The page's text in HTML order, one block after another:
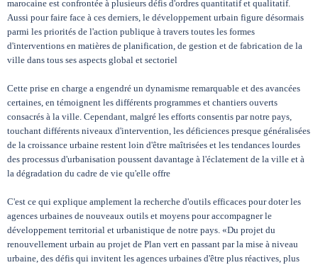
marocaine est confrontée à plusieurs défis d'ordres quantitatif et qualitatif.
Aussi pour faire face à ces derniers, le développement urbain figure désormais
parmi les priorités de l'action publique à travers toutes les formes
d'interventions en matières de planification, de gestion et de fabrication de la
ville dans tous ses aspects global et sectoriel
Cette prise en charge a engendré un dynamisme remarquable et des avancées
certaines, en témoignent les différents programmes et chantiers ouverts
consacrés à la ville. Cependant, malgré les efforts consentis par notre pays,
touchant différents niveaux d'intervention, les déficiences presque généralisées
de la croissance urbaine restent loin d'être maîtrisées et les tendances lourdes
des processus d'urbanisation poussent davantage à l'éclatement de la ville et à
la dégradation du cadre de vie qu'elle offre
C'est ce qui explique amplement la recherche d'outils efficaces pour doter les
agences urbaines de nouveaux outils et moyens pour accompagner le
développement territorial et urbanistique de notre pays. «Du projet du
renouvellement urbain au projet de Plan vert en passant par la mise à niveau
urbaine, des défis qui invitent les agences urbaines d'être plus réactives, plus